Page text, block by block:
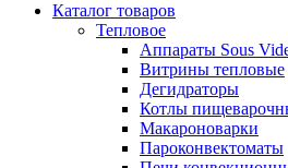
Каталог товаров
Тепловое
Аппараты Sous
Витрины тепловые
Дегидраторы
Котлы
Макароноварки
Пароконвектоматы